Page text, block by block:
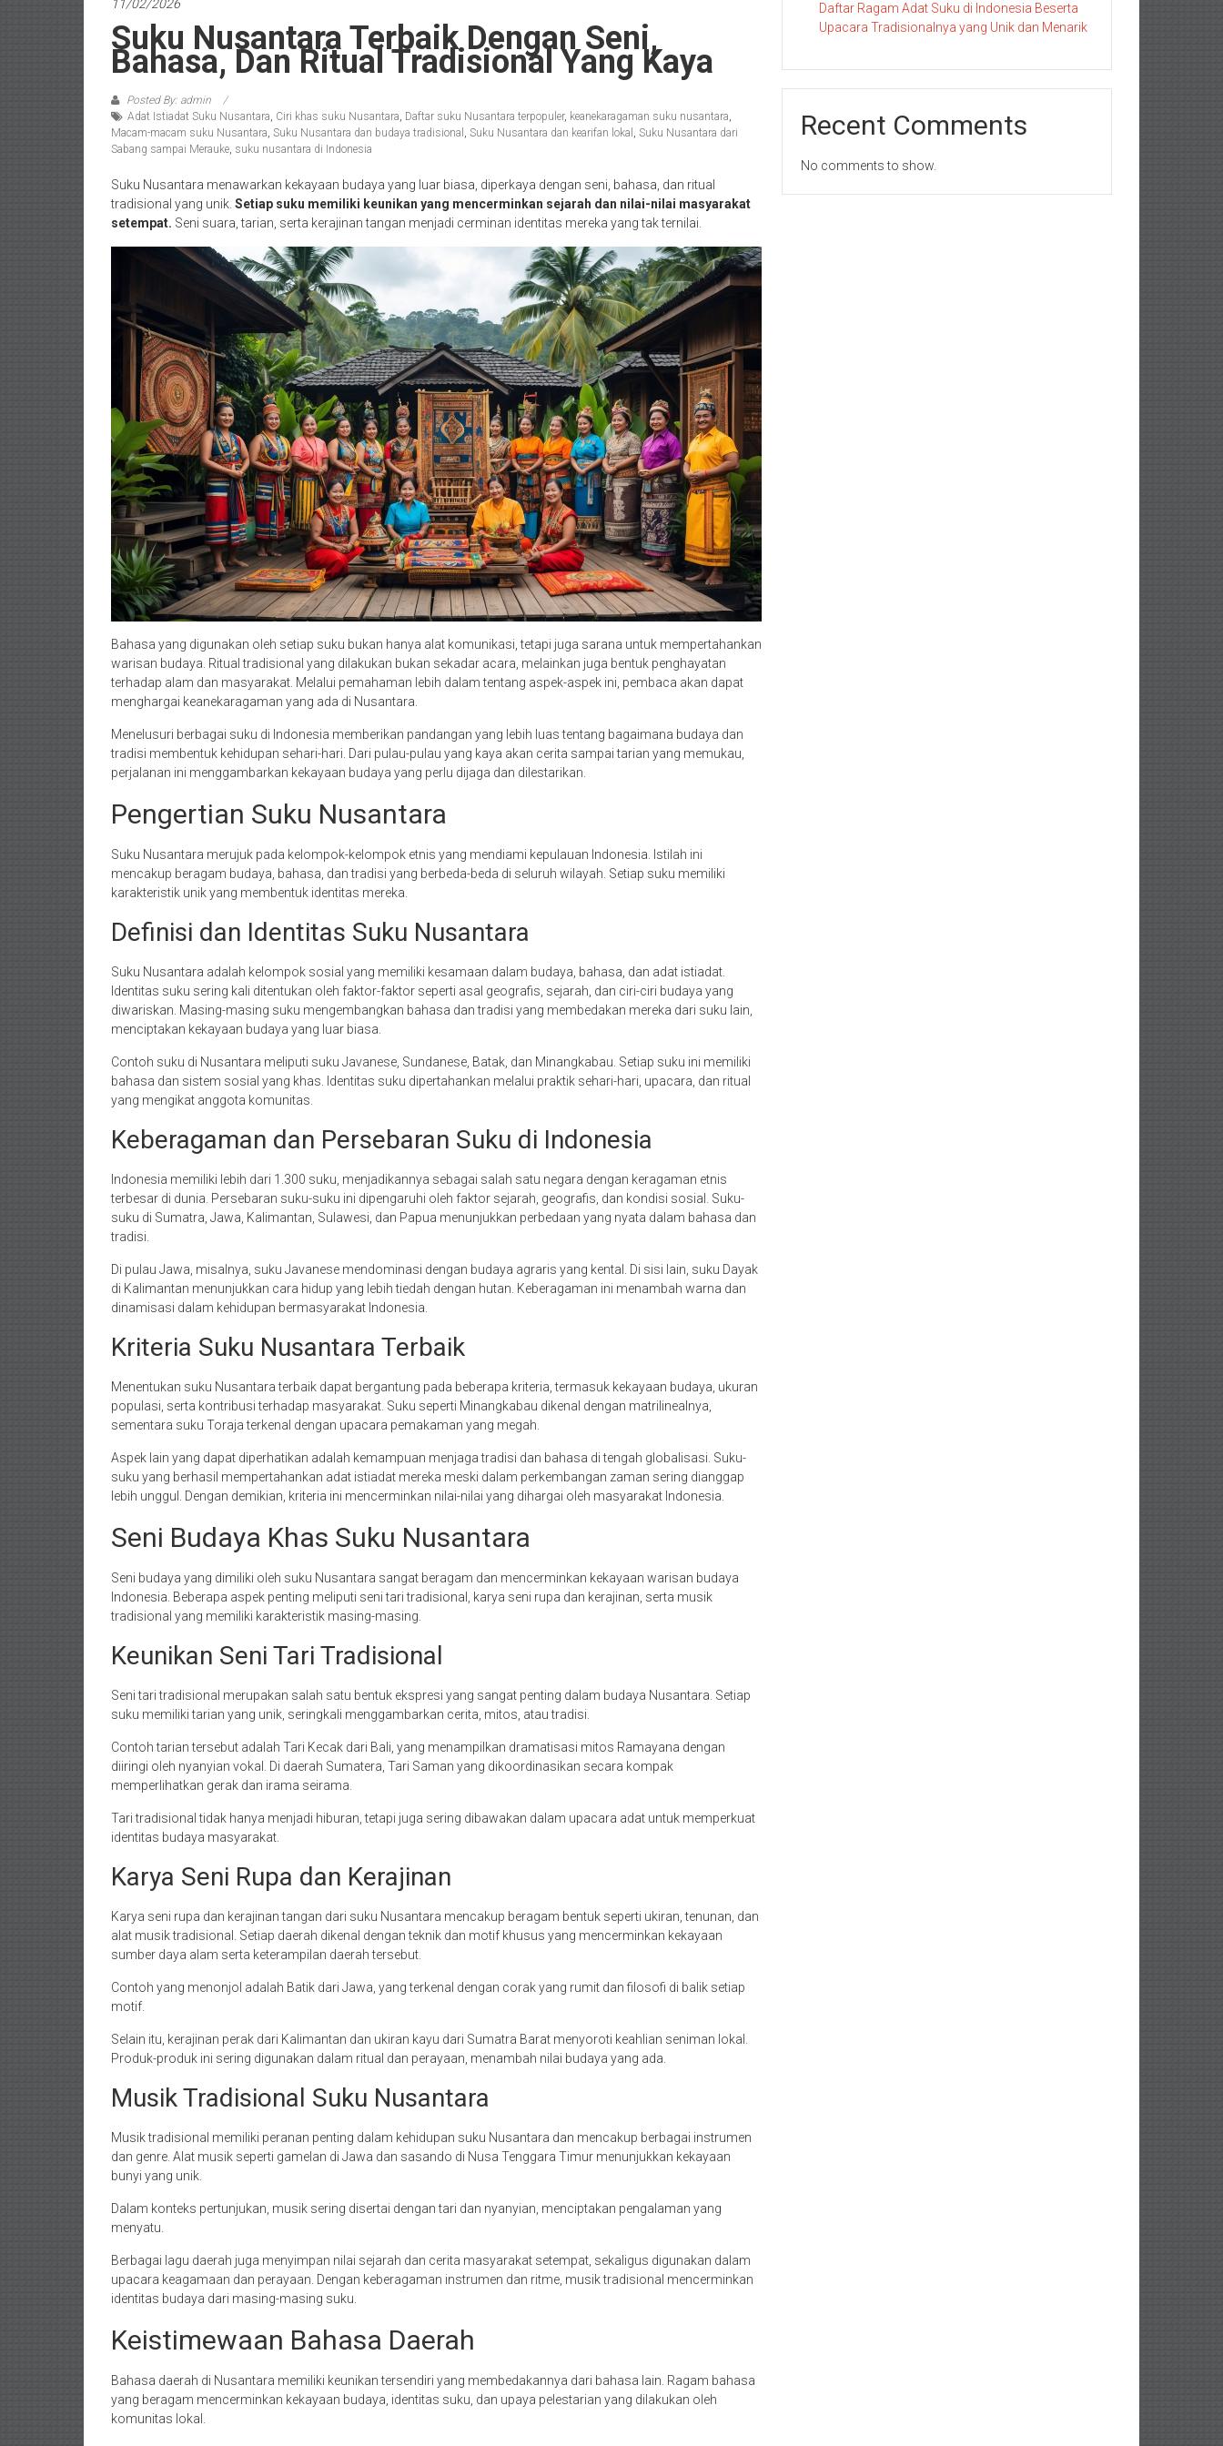
11/02/2026
Suku Nusantara Terbaik Dengan Seni,
Bahasa, Dan Ritual Tradisional Yang Kaya
Posted By: admin
Adat Istiadat Suku Nusantara, Ciri khas suku Nusantara, Daftar suku Nusantara terpopuler, keanekaragaman suku nusantara,
Macam-macam suku Nusantara, Suku Nusantara dan budaya tradisional , Suku Nusantara dan kearifan lokal , Suku Nusantara dari
Sabang sampai Merauke, suku nusantara di Indonesia
Suku Nusantara menawarkan kekayaan budaya yang luar biasa, diperkaya dengan seni, bahasa, dan ritual
tradisional yang unik. Setiap suku memiliki keunikan yang mencerminkan sejarah dan nilai-nilai masyarakat
setempat. Seni suara, tarian, serta kerajinan tangan menjadi cerminan identitas mereka yang tak ternilai.
Bahasa yang digunakan oleh setiap suku bukan hanya alat komunikasi, tetapi juga sarana untuk mempertahankan
warisan budaya. Ritual tradisional yang dilakukan bukan sekadar acara, melainkan juga bentuk penghayatan
terhadap alam dan masyarakat. Melalui pemahaman lebih dalam tentang aspek-aspek ini, pembaca akan dapat
menghargai keanekaragaman yang ada di Nusantara.
Menelusuri berbagai suku di Indonesia memberikan pandangan yang lebih luas tentang bagaimana budaya dan
tradisi membentuk kehidupan sehari-hari. Dari pulau-pulau yang kaya akan cerita sampai tarian yang memukau,
perjalanan ini menggambarkan kekayaan budaya yang perlu dijaga dan dilestarikan.
Pengertian Suku Nusantara
Suku Nusantara merujuk pada kelompok-kelompok etnis yang mendiami kepulauan Indonesia. Istilah ini
mencakup beragam budaya, bahasa, dan tradisi yang berbeda-beda di seluruh wilayah. Setiap suku memiliki
karakteristik unik yang membentuk identitas mereka.
Definisi dan Identitas Suku Nusantara
Suku Nusantara adalah kelompok sosial yang memiliki kesamaan dalam budaya, bahasa, dan adat istiadat.
Identitas suku sering kali ditentukan oleh faktor-faktor seperti asal geografis, sejarah, dan ciri-ciri budaya yang
diwariskan. Masing-masing suku mengembangkan bahasa dan tradisi yang membedakan mereka dari suku lain,
menciptakan kekayaan budaya yang luar biasa.
Contoh suku di Nusantara meliputi suku Javanese, Sundanese, Batak, dan Minangkabau. Setiap suku ini memiliki
bahasa dan sistem sosial yang khas. Identitas suku dipertahankan melalui praktik sehari-hari, upacara, dan ritual
yang mengikat anggota komunitas.
Keberagaman dan Persebaran Suku di Indonesia
Indonesia memiliki lebih dari 1.300 suku, menjadikannya sebagai salah satu negara dengan keragaman etnis
terbesar di dunia. Persebaran suku-suku ini dipengaruhi oleh faktor sejarah, geografis, dan kondisi sosial. Suku-
suku di Sumatra, Jawa, Kalimantan, Sulawesi, dan Papua menunjukkan perbedaan yang nyata dalam bahasa dan
tradisi.
Di pulau Jawa, misalnya, suku Javanese mendominasi dengan budaya agraris yang kental. Di sisi lain, suku Dayak
di Kalimantan menunjukkan cara hidup yang lebih tiedah dengan hutan. Keberagaman ini menambah warna dan
dinamisasi dalam kehidupan bermasyarakat Indonesia.
Kriteria Suku Nusantara Terbaik
Menentukan suku Nusantara terbaik dapat bergantung pada beberapa kriteria, termasuk kekayaan budaya, ukuran
populasi, serta kontribusi terhadap masyarakat. Suku seperti Minangkabau dikenal dengan matrilinealnya,
sementara suku Toraja terkenal dengan upacara pemakaman yang megah.
Aspek lain yang dapat diperhatikan adalah kemampuan menjaga tradisi dan bahasa di tengah globalisasi. Suku-
suku yang berhasil mempertahankan adat istiadat mereka meski dalam perkembangan zaman sering dianggap
lebih unggul. Dengan demikian, kriteria ini mencerminkan nilai-nilai yang dihargai oleh masyarakat Indonesia.
Seni Budaya Khas Suku Nusantara
Seni budaya yang dimiliki oleh suku Nusantara sangat beragam dan mencerminkan kekayaan warisan budaya
Indonesia. Beberapa aspek penting meliputi seni tari tradisional, karya seni rupa dan kerajinan, serta musik
tradisional yang memiliki karakteristik masing-masing.
Keunikan Seni Tari Tradisional
Seni tari tradisional merupakan salah satu bentuk ekspresi yang sangat penting dalam budaya Nusantara. Setiap
suku memiliki tarian yang unik, seringkali menggambarkan cerita, mitos, atau tradisi.
Contoh tarian tersebut adalah Tari Kecak dari Bali, yang menampilkan dramatisasi mitos Ramayana dengan
diiringi oleh nyanyian vokal. Di daerah Sumatera, Tari Saman yang dikoordinasikan secara kompak
memperlihatkan gerak dan irama seirama.
Tari tradisional tidak hanya menjadi hiburan, tetapi juga sering dibawakan dalam upacara adat untuk memperkuat
identitas budaya masyarakat.
Karya Seni Rupa dan Kerajinan
Karya seni rupa dan kerajinan tangan dari suku Nusantara mencakup beragam bentuk seperti ukiran, tenunan, dan
alat musik tradisional. Setiap daerah dikenal dengan teknik dan motif khusus yang mencerminkan kekayaan
sumber daya alam serta keterampilan daerah tersebut.
Contoh yang menonjol adalah Batik dari Jawa, yang terkenal dengan corak yang rumit dan filosofi di balik setiap
motif.
Selain itu, kerajinan perak dari Kalimantan dan ukiran kayu dari Sumatra Barat menyoroti keahlian seniman lokal.
Produk-produk ini sering digunakan dalam ritual dan perayaan, menambah nilai budaya yang ada.
Musik Tradisional Suku Nusantara
Musik tradisional memiliki peranan penting dalam kehidupan suku Nusantara dan mencakup berbagai instrumen
dan genre. Alat musik seperti gamelan di Jawa dan sasando di Nusa Tenggara Timur menunjukkan kekayaan
bunyi yang unik.
Dalam konteks pertunjukan, musik sering disertai dengan tari dan nyanyian, menciptakan pengalaman yang
menyatu.
Berbagai lagu daerah juga menyimpan nilai sejarah dan cerita masyarakat setempat, sekaligus digunakan dalam
upacara keagamaan dan perayaan. Dengan keberagaman instrumen dan ritme, musik tradisional mencerminkan
identitas budaya dari masing-masing suku.
Keistimewaan Bahasa Daerah
Bahasa daerah di Nusantara memiliki keunikan tersendiri yang membedakannya dari bahasa lain. Ragam bahasa
yang beragam mencerminkan kekayaan budaya, identitas suku, dan upaya pelestarian yang dilakukan oleh
komunitas lokal.
Daftar Ragam Adat Suku di Indonesia Beserta
Upacara Tradisionalnya yang Unik dan Menarik
Recent Comments
No comments to show.